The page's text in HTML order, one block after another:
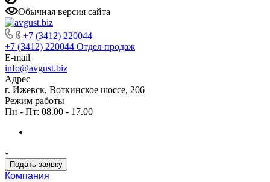
Обычная версия сайта
+7 (3412) 220044
+7 (3412) 220044 Отдел продаж
E-mail
info@avgust.biz
Адрес
г. Ижевск, Воткинское шоссе, 206
Режим работы
Пн - Пт: 08.00 - 17.00
Подать заявку
Компания